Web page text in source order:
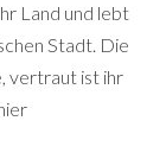
Land und lebt
Stadt. Die
vertraut ist ihr